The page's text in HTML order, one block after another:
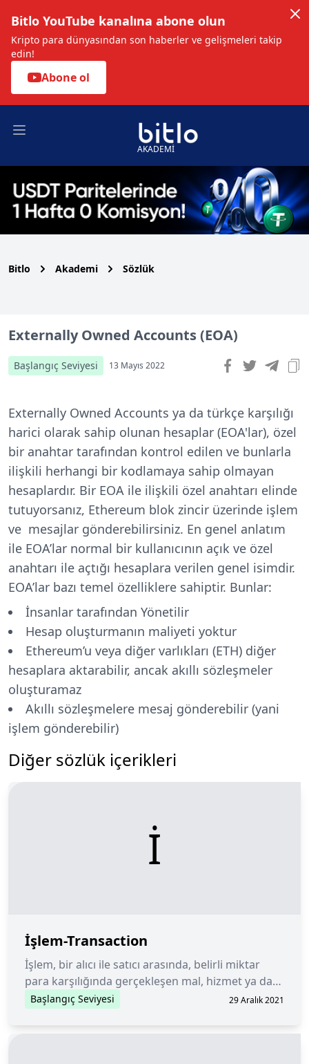
Bitlo YouTube kanalına abone olun
Kripto para dünyasından son haberler ve gelişmeleri takip
edin!
Abone ol
Open main menu
AKADEMİ
Bitlo Akademi Sözlük
Externally Owned Accounts (EOA)
Başlangıç Seviyesi 13 Mayıs 2022
Externally Owned Accounts ya da türkçe karşılığı
harici olarak sahip olunan hesaplar (EOA'lar), özel
bir anahtar tarafından kontrol edilen ve bunlarla
ilişkili herhangi bir kodlamaya sahip olmayan
hesaplardır. Bir EOA ile ilişkili özel anahtarı elinde
tutuyorsanız, Ethereum blok zincir üzerinde işlem
ve mesajlar gönderebilirsiniz. En genel anlatım
ile EOA’lar normal bir kullanıcının açık ve özel
anahtarı ile açtığı hesaplara verilen genel isimdir.
EOA’lar bazı temel özelliklere sahiptir. Bunlar:
İnsanlar tarafından Yönetilir
Hesap oluşturmanın maliyeti yoktur
Ethereum’u veya diğer varlıkları (ETH) diğer
hesaplara aktarabilir, ancak akıllı sözleşmeler
oluşturamaz
Akıllı sözleşmelere mesaj gönderebilir (yani
işlem gönderebilir)
Diğer sözlük içerikleri
İ
İşlem-Transaction
İşlem, bir alıcı ile satıcı arasında, belirli miktar
para karşılığında gerçekleşen mal, hizmet ya da
finansal varlık alışverişini tanımlar.
Başlangıç Seviyesi 29 Aralık 2021